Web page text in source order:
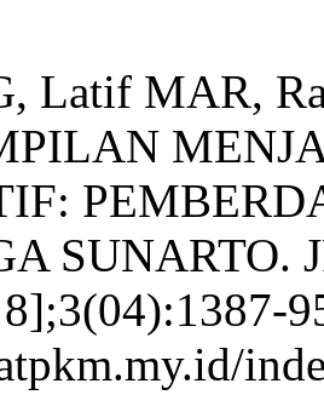
Latif MAR,
SUNARTO.